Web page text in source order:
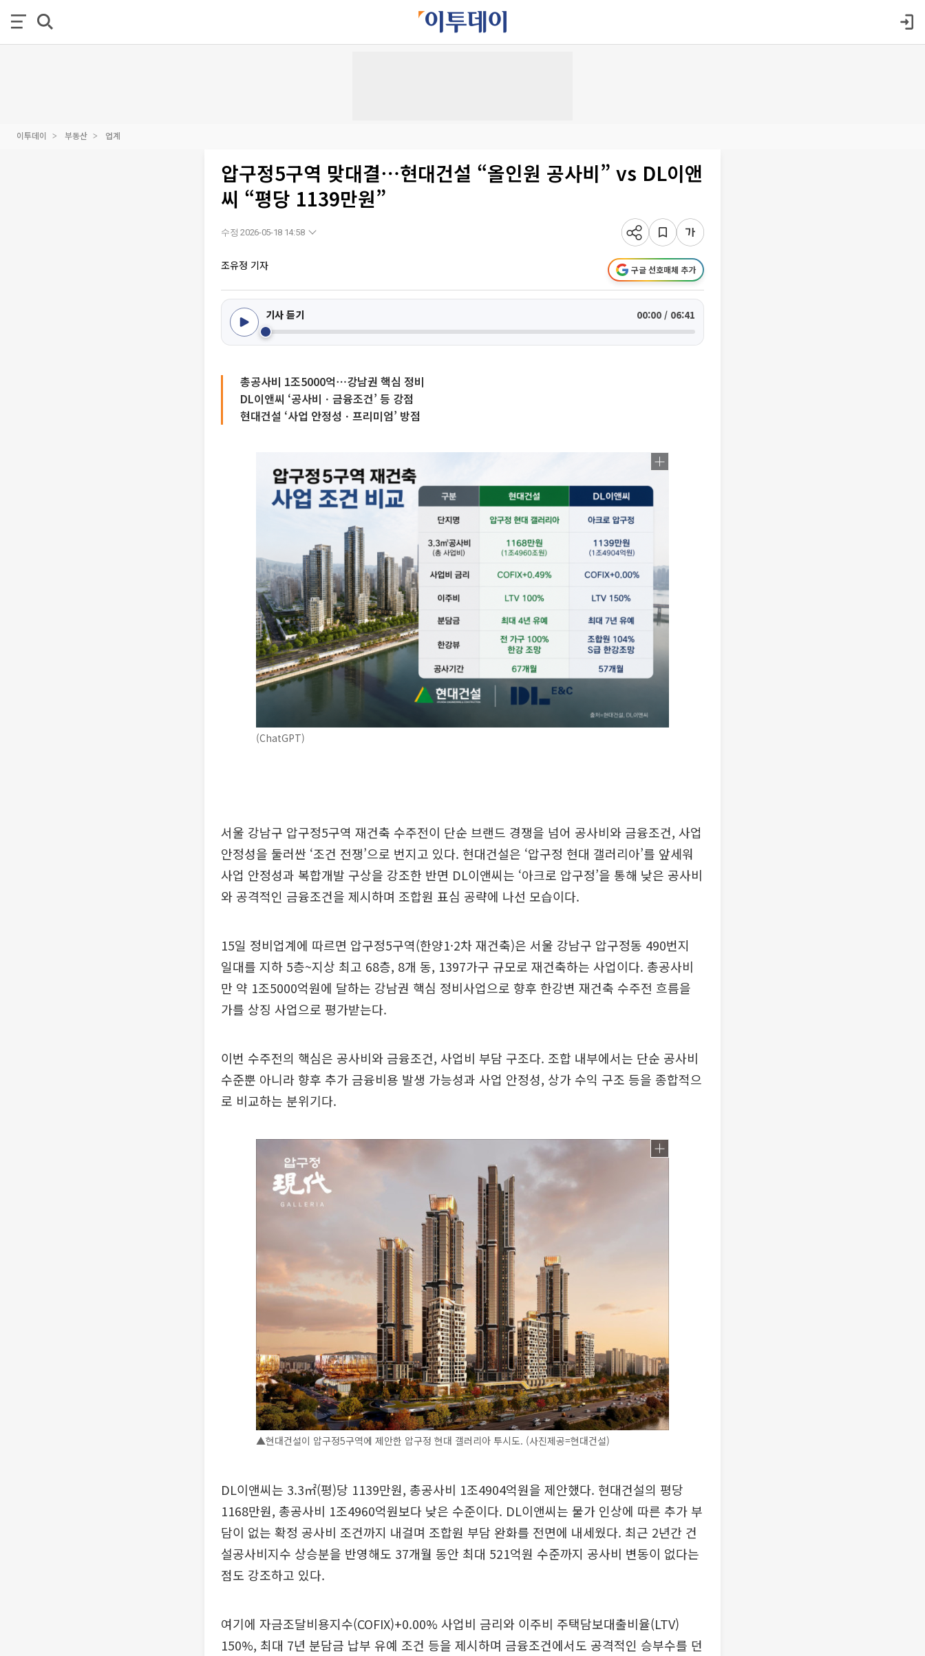
이투데이 부동산 업계
압구정5구역 맞대결⋯현대건설 “올인원 공사비” vs DL이앤
씨 “평당 1139만원”
수정 2026-05-18 14:58
조유정 기자 구글 선호매체 추가
기사 듣기 00:00 / 06:41
총공사비 1조5000억⋯강남권 핵심 정비
DL이앤씨 ‘공사비ㆍ금융조건’ 등 강점
현대건설 ‘사업 안정성ㆍ프리미엄’ 방점
(ChatGPT)
서울 강남구 압구정5구역 재건축 수주전이 단순 브랜드 경쟁을 넘어 공사비와 금융조건, 사업
안정성을 둘러싼 ‘조건 전쟁’으로 번지고 있다. 현대건설은 ‘압구정 현대 갤러리아’를 앞세워
사업 안정성과 복합개발 구상을 강조한 반면 DL이앤씨는 ‘아크로 압구정’을 통해 낮은 공사비
와 공격적인 금융조건을 제시하며 조합원 표심 공략에 나선 모습이다.
15일 정비업계에 따르면 압구정5구역(한양1·2차 재건축)은 서울 강남구 압구정동 490번지
일대를 지하 5층~지상 최고 68층, 8개 동, 1397가구 규모로 재건축하는 사업이다. 총공사비
만 약 1조5000억원에 달하는 강남권 핵심 정비사업으로 향후 한강변 재건축 수주전 흐름을
가를 상징 사업으로 평가받는다.
이번 수주전의 핵심은 공사비와 금융조건, 사업비 부담 구조다. 조합 내부에서는 단순 공사비
수준뿐 아니라 향후 추가 금융비용 발생 가능성과 사업 안정성, 상가 수익 구조 등을 종합적으
로 비교하는 분위기다.
▲현대건설이 압구정5구역에 제안한 압구정 현대 갤러리아 투시도. (사진제공=현대건설)
DL이앤씨는 3.3㎡(평)당 1139만원, 총공사비 1조4904억원을 제안했다. 현대건설의 평당
1168만원, 총공사비 1조4960억원보다 낮은 수준이다. DL이앤씨는 물가 인상에 따른 추가 부
담이 없는 확정 공사비 조건까지 내걸며 조합원 부담 완화를 전면에 내세웠다. 최근 2년간 건
설공사비지수 상승분을 반영해도 37개월 동안 최대 521억원 수준까지 공사비 변동이 없다는
점도 강조하고 있다.
여기에 자금조달비용지수(COFIX)+0.00% 사업비 금리와 이주비 주택담보대출비율(LTV)
150%, 최대 7년 분담금 납부 유예 조건 등을 제시하며 금융조건에서도 공격적인 승부수를 던